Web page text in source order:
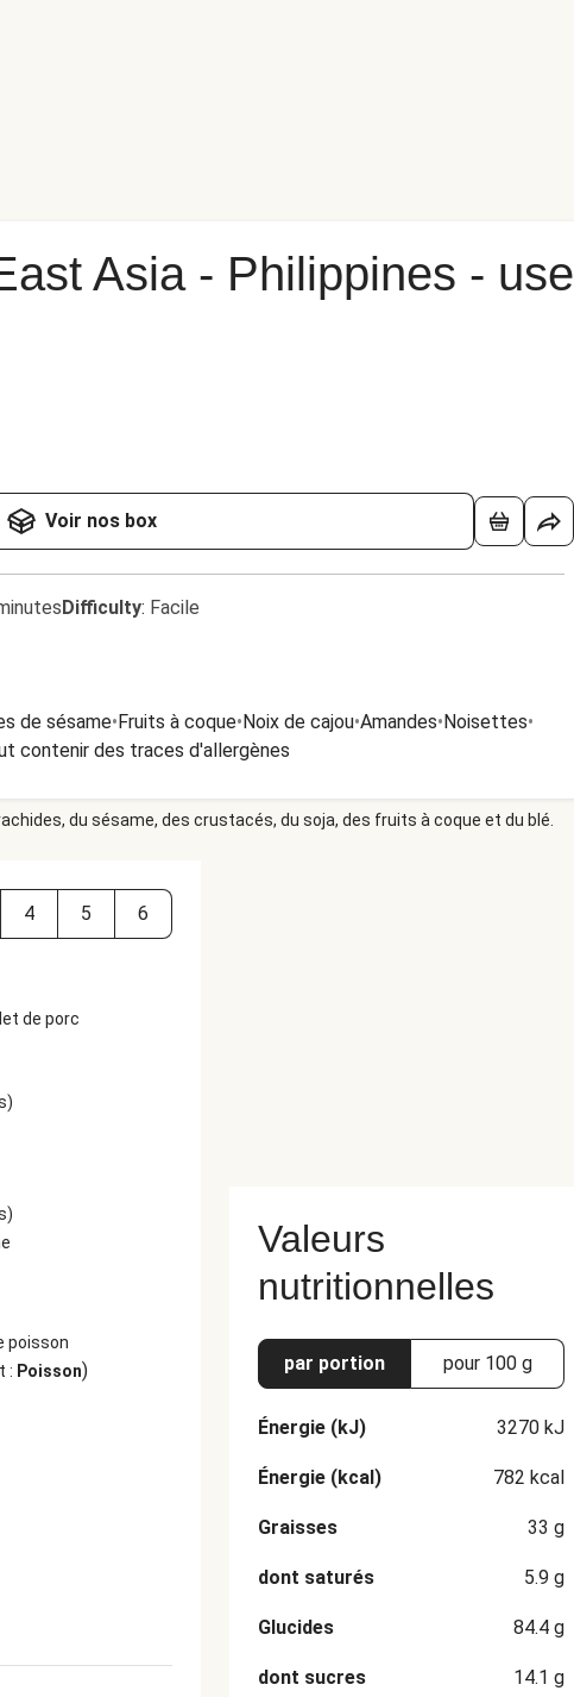
Asia - Philippines - use
Voir nos box
Difficulty: Facile
de sésame•Fruits à coque•Noix de cajou•Amandes•Noisettes•
contenir des traces d'allergènes
du sésame, des crustacés, du soja, des fruits à coque et du blé.
4 5 6
de porc
poisson
: Poisson)
Valeurs
nutritionnelles
par portion pour 100 g
Énergie (kJ) 3270 kJ
Énergie (kcal) 782 kcal
Graisses 33 g
dont saturés 5.9 g
Glucides 84.4 g
dont sucres 14.1 g